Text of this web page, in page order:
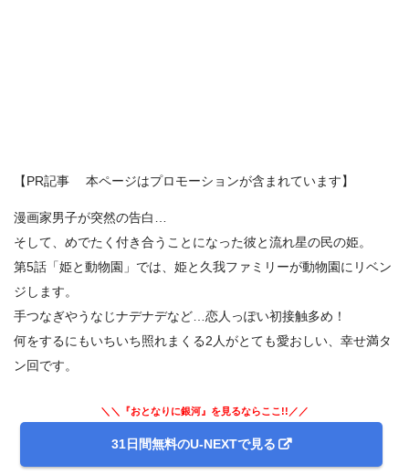
【PR記事 本ページはプロモーションが含まれています】
漫画家男子が突然の告白…
そして、めでたく付き合うことになった彼と流れ星の民の姫。
第5話「姫と動物園」では、姫と久我ファミリーが動物園にリベン
ジします。
手つなぎやうなじナデナデなど…恋人っぽい初接触多め！
何をするにもいちいち照れまくる2人がとても愛おしい、幸せ満タ
ン回です。
＼＼『おとなりに銀河』を見るならここ!!／／
31日間無料のU-NEXTで見る